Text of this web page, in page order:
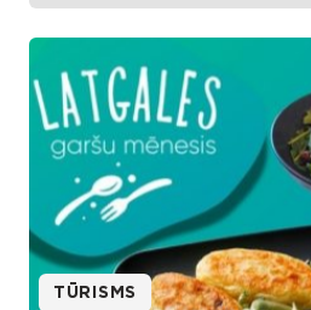
TŪRISMS